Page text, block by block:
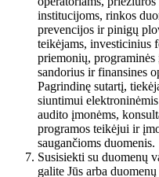
institucijoms, rinkos
prevencijos ir pinigų
teikėjams, investicinius
priemonių,
sandorius ir finansines
Pagrindinę sutartį,
siuntimui
audito įmonėms,
programos teikėjui ir
saugančioms duomenis.
Susisiekti su duomenų
galite Jūs arba